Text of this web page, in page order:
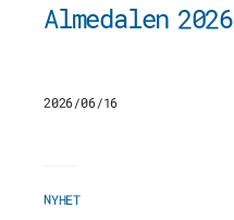
Almedalen 2026
2026/06/16
NYHET